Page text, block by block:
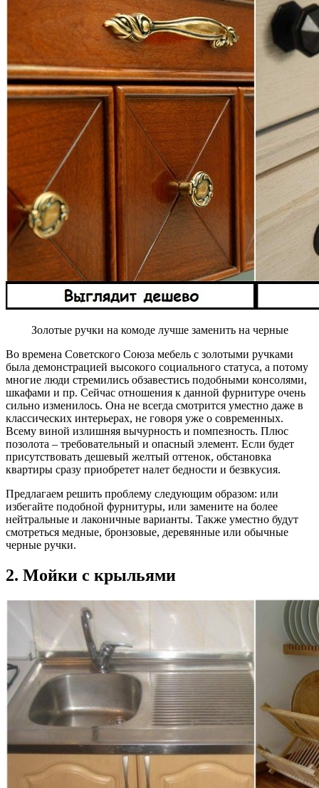
Золотые ручки на комоде лучше заменить на черные
Во времена Советского Союза мебель с золотыми ручками
была демонстрацией высокого социального статуса, а потому
многие люди стремились обзавестись подобными консолями,
шкафами и пр. Сейчас отношения к данной фурнитуре очень
сильно изменилось. Она не всегда смотрится уместно даже в
классических интерьерах, не говоря уже о современных.
Всему виной излишняя вычурность и помпезность. Плюс
позолота – требовательный и опасный элемент. Если будет
присутствовать дешевый желтый оттенок, обстановка
квартиры сразу приобретет налет бедности и безвкусия.
Предлагаем решить проблему следующим образом: или
избегайте подобной фурнитуры, или замените на более
нейтральные и лаконичные варианты. Также уместно будут
смотреться медные, бронзовые, деревянные или обычные
черные ручки.
2. Мойки с крыльями